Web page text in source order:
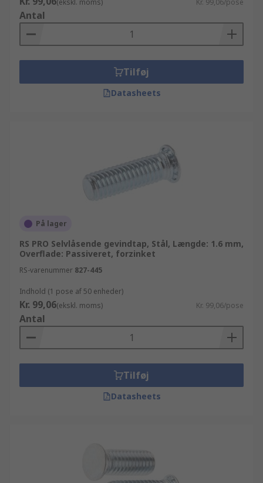
hjælpe dig.(ekskl. moms) Kr. 99,06/pose
Antal
Tilføj
Datasheets
På lager
RS PRO Selvlåsende gevindtap, Stål, Længde: 1.6 mm,
Overflade: Passiveret, forzinket
RS-varenummer 827-445
Indhold (1 pose af 50 enheder)
Kr. 99,06(ekskl. moms) Kr. 99,06/pose
Antal
Tilføj
Datasheets